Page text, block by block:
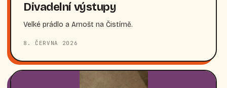
Divadelní výstupy
Velké prádlo a Arnošt na Čistírně.
8. ČERVNA 2026